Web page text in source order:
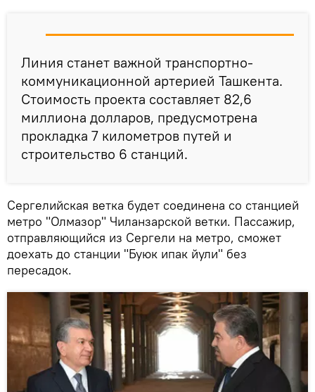
Линия станет важной транспортно-
коммуникационной артерией Ташкента.
Стоимость проекта составляет 82,6
миллиона долларов, предусмотрена
прокладка 7 километров путей и
строительство 6 станций.
Сергелийская ветка будет соединена со станцией
метро "Олмазор" Чиланзарской ветки. Пассажир,
отправляющийся из Сергели на метро, сможет
доехать до станции "Буюк ипак йули" без
пересадок.